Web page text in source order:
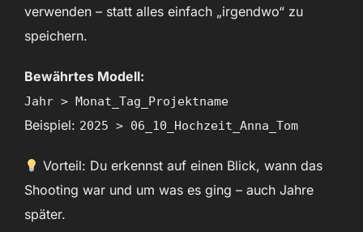
verwenden – statt alles einfach „irgendwo“ zu
speichern.
Bewährtes Modell:
Jahr > Monat_Tag_Projektname
Beispiel: 2025 > 06_10_Hochzeit_Anna_Tom
Vorteil: Du erkennst auf einen Blick, wann das
Shooting war und um was es ging – auch Jahre
später.